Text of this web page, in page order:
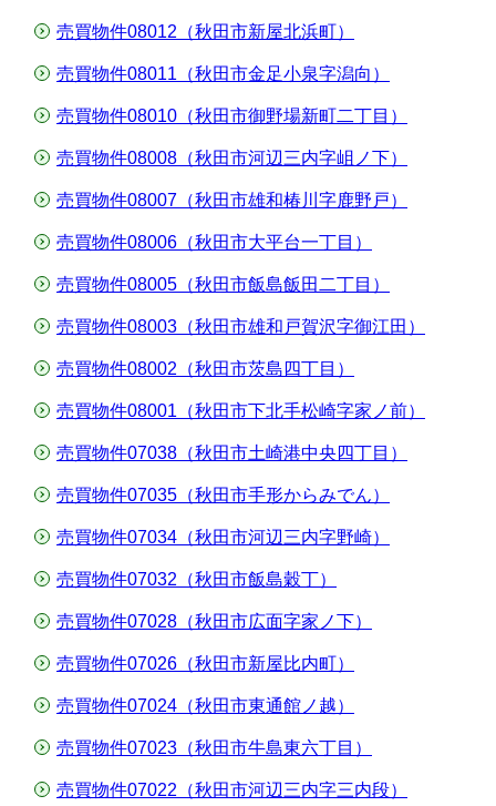
売買物件08012（秋田市新屋北浜町）
売買物件08011（秋田市金足小泉字潟向）
売買物件08010（秋田市御野場新町二丁目）
売買物件08008（秋田市河辺三内字岨ノ下）
売買物件08007（秋田市雄和椿川字鹿野戸）
売買物件08006（秋田市大平台一丁目）
売買物件08005（秋田市飯島飯田二丁目）
売買物件08003（秋田市雄和戸賀沢字御江田）
売買物件08002（秋田市茨島四丁目）
売買物件08001（秋田市下北手松崎字家ノ前）
売買物件07038（秋田市土崎港中央四丁目）
売買物件07035（秋田市手形からみでん）
売買物件07034（秋田市河辺三内字野崎）
売買物件07032（秋田市飯島穀丁）
売買物件07028（秋田市広面字家ノ下）
売買物件07026（秋田市新屋比内町）
売買物件07024（秋田市東通館ノ越）
売買物件07023（秋田市牛島東六丁目）
売買物件07022（秋田市河辺三内字三内段）